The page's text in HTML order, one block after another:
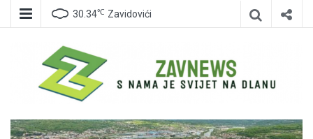
30.34℃ Zavidovići
Zavnews